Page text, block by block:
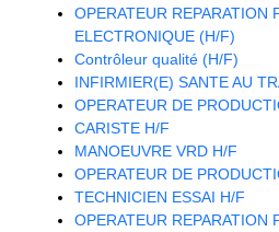
OPERATEUR REPARATION
ELECTRONIQUE (H/F)
Contrôleur qualité (H/F)
INFIRMIER(E) SANTE AU
OPERATEUR DE
CARISTE H/F
MANOEUVRE VRD H/F
OPERATEUR DE
TECHNICIEN ESSAI H/F
OPERATEUR REPARATION